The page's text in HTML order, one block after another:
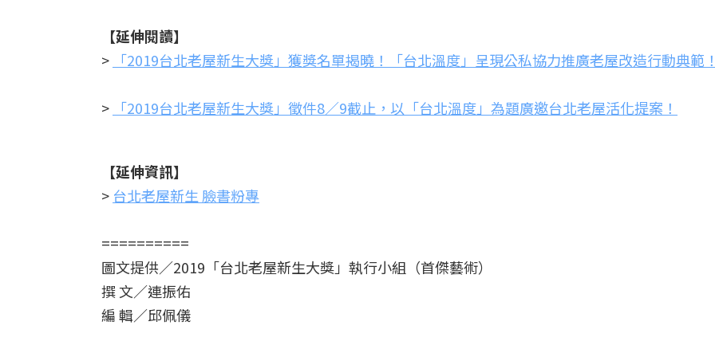
【延伸閱讀】
> 「2019台北老屋新生大獎」獲獎名單揭曉！「台北溫度」呈現公私協力推廣老屋改造行動典範
> 「2019台北老屋新生大獎」徵件8／9截止，以「台北溫度」為題廣邀台北老屋活化提案！
【延伸資訊】
> 台北老屋新生 臉書粉專
==========
圖文提供／2019「台北老屋新生大獎」執行小組（首傑藝術）
撰 文／連振佑
編 輯／邱佩儀